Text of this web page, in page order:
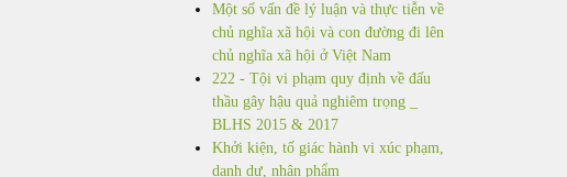
Một số vấn đề lý luận và thực tiễn về
chủ nghĩa xã hội và con đường đi lên
chủ nghĩa xã hội ở Việt Nam
222 - Tội vi phạm quy định về đấu
thầu gây hậu quả nghiêm trọng _
BLHS 2015 & 2017
Khởi kiện, tố giác hành vi xúc phạm,
danh dự, nhân phẩm